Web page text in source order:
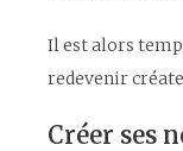
Il est alors
redevenir
Créer ses